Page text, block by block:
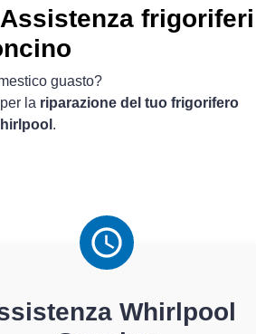
frigoriferi
guasto?
la riparazione del tuo frigorifero
.
Whirlpool